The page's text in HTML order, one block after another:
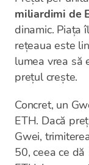
miliardimi de
dinamic. Piața
rețeaua este
lumea vrea să
prețul crește.
Concret, un
ETH. Dacă
Gwei,
50, ceea ce